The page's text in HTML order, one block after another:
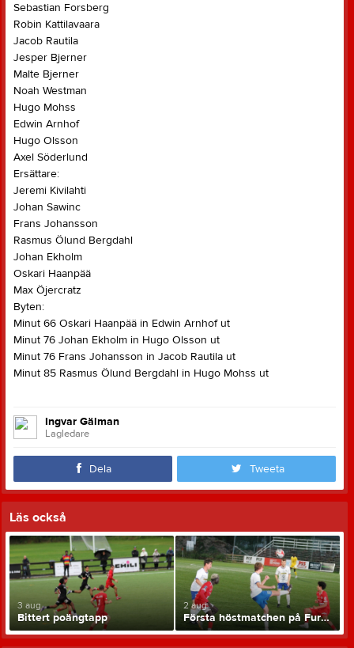
Sebastian Forsberg
Robin Kattilavaara
Jacob Rautila
Jesper Bjerner
Malte Bjerner
Noah Westman
Hugo Mohss
Edwin Arnhof
Hugo Olsson
Axel Söderlund
Ersättare:
Jeremi Kivilahti
Johan Sawinc
Frans Johansson
Rasmus Ölund Bergdahl
Johan Ekholm
Oskari Haanpää
Max Öjercratz
Byten:
Minut 66 Oskari Haanpää in Edwin Arnhof ut
Minut 76 Johan Ekholm in Hugo Olsson ut
Minut 76 Frans Johansson in Jacob Rautila ut
Minut 85 Rasmus Ölund Bergdahl in Hugo Mohss ut
Ingvar Gälman
Lagledare
Dela Tweeta
Läs också
3 aug
Bittert poängtapp
2 aug
Första höstmatchen på Furan